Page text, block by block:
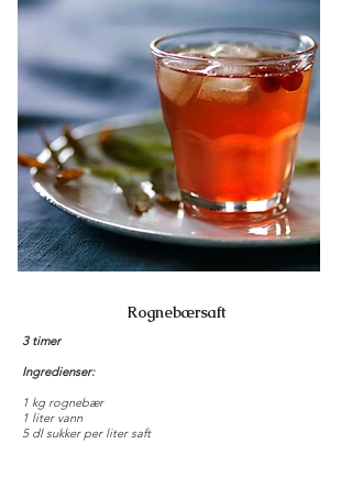
Rognebærsaft
3 timer
Ingredienser:
1 kg rognebær
1 liter vann
5 dl sukker per liter saft